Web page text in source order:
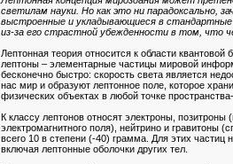
светилам науки. Но как это ни парадоксально,
выстроенные и укладывающиеся в стандартные
из-за его страстной убежденности в том, что
Лептонная теория относится к области
лептоны – элементарные частицы мировой
бесконечно быстро: скорость света является
нас мир и образуют лептонное поле, которое
физических объектах в любой точке
К классу лептонов относят электроны,
электромагнитного поля), нейтрино и гравитоны
всего 10 в степени (-40) грамма. Для этих
включая лептонные оболочки других тел.